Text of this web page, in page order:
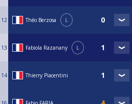
12 Théo Berzosa L
13 Fabiola Razanany L
14 Thierry Piacentini